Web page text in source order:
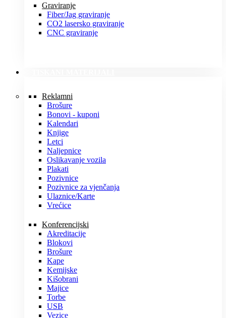
Graviranje
Fiber/Jag graviranje
CO2 lasersko graviranje
CNC graviranje
Reklamni
Brošure
Bonovi - kuponi
Kalendari
Knjige
Letci
Naljepnice
Oslikavanje vozila
Plakati
Pozivnice
Pozivnice za vjenčanja
Ulaznice/Karte
Vrećice
Konferencijski
Akreditacije
Blokovi
Brošure
Kape
Kemijske
Kišobrani
Majice
Torbe
USB
Vezice